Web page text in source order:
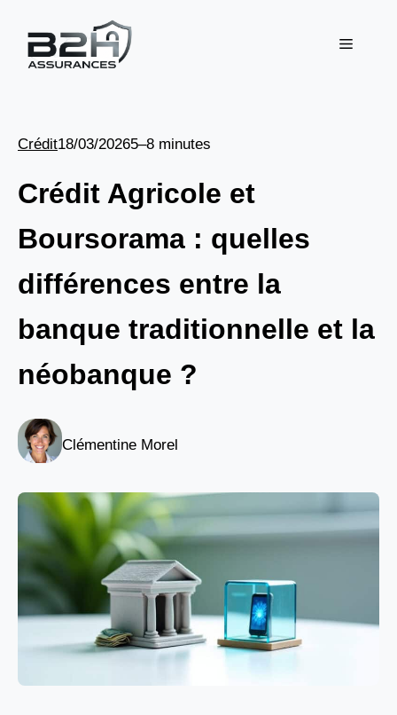
contenu
Menu
Crédit18/03/20265–8 minutes
Crédit Agricole et
Boursorama : quelles
différences entre la
banque traditionnelle et la
néobanque ?
Clémentine Morel